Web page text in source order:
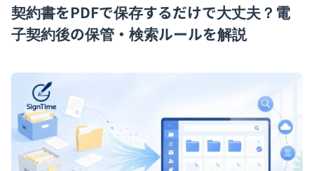
契約書をPDFで保存するだけで大丈夫？電
子契約後の保管・検索ルールを解説